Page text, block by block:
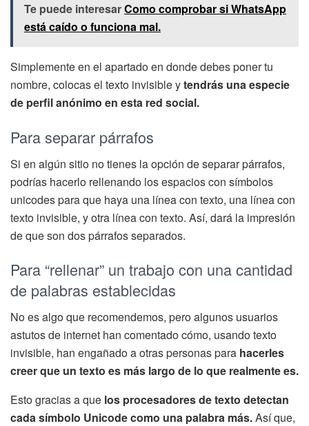
Te puede interesarComo comprobar si WhatsApp
está caído o funciona mal.
Simplemente en el apartado en donde debes poner tu
nombre, colocas el texto invisible ytendrás una especie
de perfil anónimo en esta red social.
Para separar párrafos
Si en algún sitio no tienes la opción de separar párrafos,
podrías hacerlo rellenando los espacios con símbolos
unicodes para que haya una línea con texto, una línea con
texto invisible, y otra línea con texto. Así, dará la impresión
de que son dos párrafos separados.
Para “rellenar” un trabajo con una cantidad
de palabras establecidas
No es algo que recomendemos, pero algunos usuarios
astutos de internet han comentado cómo, usando texto
invisible, han engañado a otras personas para hacerles
creer que un texto es más largo de lo que realmente es.
Esto gracias a que los procesadores de texto detectan
cada símbolo Unicode como una palabra más.Así que,